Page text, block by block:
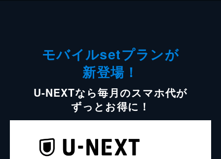
モバイルsetプランが
新登場！
U-NEXTなら毎月のスマホ代が
ずっとお得に！